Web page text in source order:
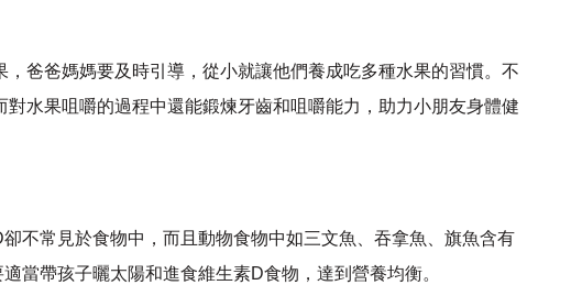
爸爸媽媽要及時引導，從小就讓他們養成吃多種水果的習慣。不
水果咀嚼的過程中還能鍛煉牙齒和咀嚼能力，助力小朋友身體健
不常見於食物中，而且動物食物中如三文魚、吞拿魚、旗魚含有
當帶孩子曬太陽和進食維生素D食物，達到營養均衡。